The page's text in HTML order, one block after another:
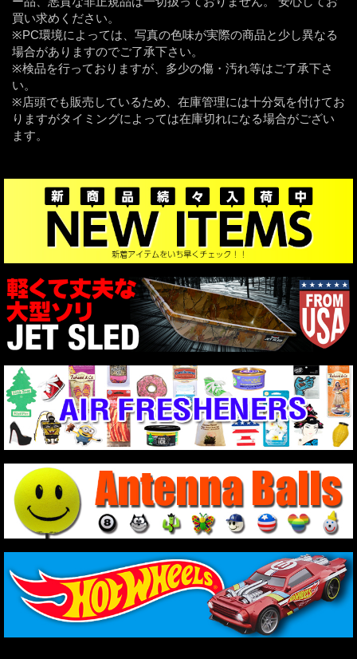
買い求めください。
※PC環境によっては、写真の色味が実際の商品と少し異なる
場合がありますのでご了承下さい。
※検品を行っておりますが、多少の傷・汚れ等はご了承下さ
い。
※店頭でも販売しているため、在庫管理には十分気を付けてお
りますがタイミングによっては在庫切れになる場合がござい
ます。